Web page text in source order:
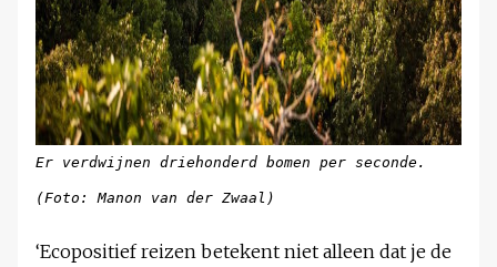
Er verdwijnen driehonderd bomen per seconde.
(Foto: Manon van der Zwaal)
‘Ecopositief reizen betekent niet alleen dat je de